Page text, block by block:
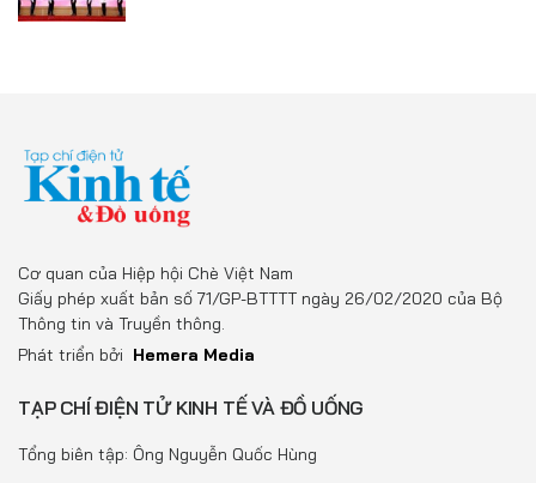
Cơ quan của Hiệp hội Chè Việt Nam
Giấy phép xuất bản số 71/GP-BTTTT ngày 26/02/2020 của Bộ
Thông tin và Truyền thông.
Phát triển bởi Hemera Media
TẠP CHÍ ĐIỆN TỬ KINH TẾ VÀ ĐỒ UỐNG
Tổng biên tập: Ông Nguyễn Quốc Hùng